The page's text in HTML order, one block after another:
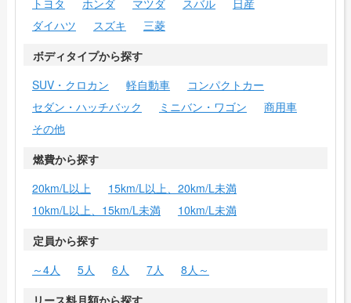
トヨタ
ホンダ マツダ スバル
日産
ダイハツ
スズキ
三菱
ボディタイプから探す
SUV・クロカン
軽自動車
コンパクトカー
セダン・ハッチバック
ミニバン・ワゴン
商用車
その他
燃費から探す
20km/L以上
15km/L以上、20km/L未満
10km/L以上、15km/L未満
10km/L未満
定員から探す
～4人
5人 6人 7人
8人～
リース料月額から探す